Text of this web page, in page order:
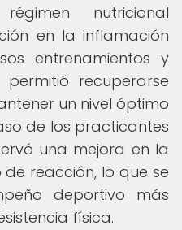
nutricional
en la inflamación
entrenamientos y
recuperarse
un nivel óptimo
de los practicantes
una mejora en la
reacción, lo que se
deportivo más
física.